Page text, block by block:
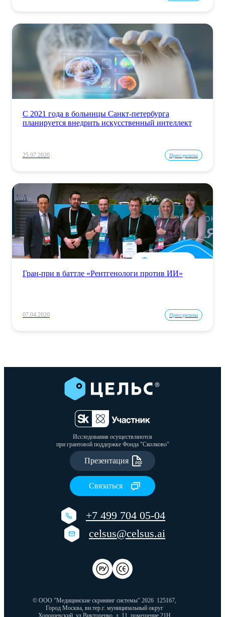
С 2021 года в больницы Санкт-петербурга
планируется внедрить искусственный интеллект
25.07.2020 Пресс-релизы
Гран-при в баттле «Рентгенологи против ИИ»
07.04.2020 Пресс-релизы
© ООО "Медицинские скрининг системы" 2026 125167,
Город Москва, вн.тер.г. муниципальный округ
Презентация
Связаться
Исследования осуществляются
при грантовой поддержке Фонда "Сколково"
+7 499 704 05-04
celsus@celsus.ai